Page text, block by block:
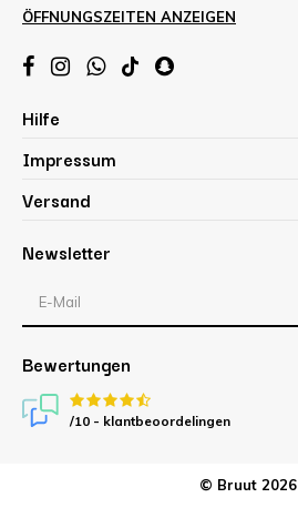
ÖFFNUNGSZEITEN ANZEIGEN
Hilfe
Impressum
Versand
Newsletter
Bewertungen
/10 - klantbeoordelingen
© Bruut 2026